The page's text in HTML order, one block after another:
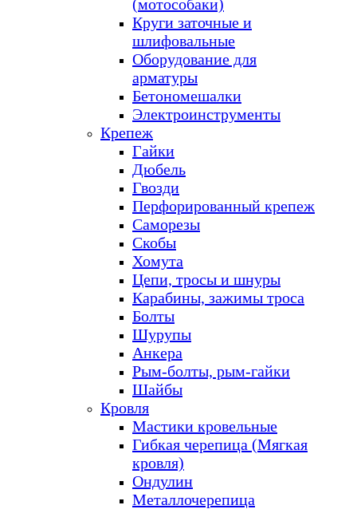
(мотособаки)
Круги заточные и
шлифовальные
Оборудование для
арматуры
Бетономешалки
Электроинструменты
Крепеж
Гайки
Дюбель
Гвозди
Перфорированный крепеж
Саморезы
Скобы
Хомута
Цепи, тросы и шнуры
Карабины, зажимы троса
Болты
Шурупы
Анкера
Рым-болты, рым-гайки
Шайбы
Кровля
Мастики кровельные
Гибкая черепица (Мягкая
кровля)
Ондулин
Металлочерепица